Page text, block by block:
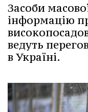
Засоби
інформацію
ведуть
в Україні.